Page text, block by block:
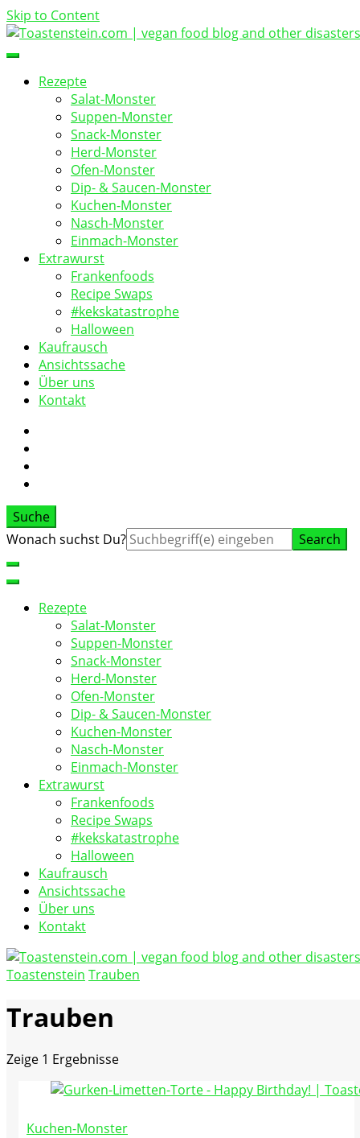
Skip to Content
Toastenstein.com
vegan food blog
Rezepte
Salat-Monster
Suppen-Monster
Snack-Monster
Herd-Monster
Ofen-Monster
Dip- & Saucen-Monster
Kuchen-Monster
Nasch-Monster
Einmach-Monster
Extrawurst
Frankenfoods
Recipe Swaps
#kekskatastrophe
Halloween
Kaufrausch
Ansichtssache
Über uns
Kontakt
Suche
Suche
Wonach suchst Du?
Rezepte
Salat-Monster
Suppen-Monster
Snack-Monster
Herd-Monster
Ofen-Monster
Dip- & Saucen-Monster
Kuchen-Monster
Nasch-Monster
Einmach-Monster
Extrawurst
Frankenfoods
Recipe Swaps
#kekskatastrophe
Halloween
Kaufrausch
Ansichtssache
Über uns
Kontakt
Toastenstein.com
Toastenstein Trauben
Trauben
Zeige 1 Ergebnisse
Kuchen-Monster